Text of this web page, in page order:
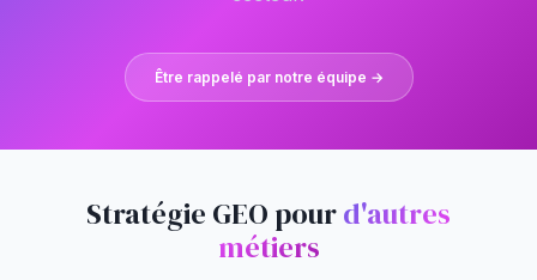
Être rappelé par notre équipe →
Stratégie GEO pourd'autres
métiers